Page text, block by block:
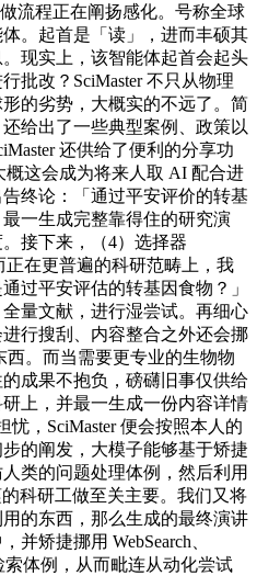
流程正在阐扬感化。号称全球
。起首是「读」，进而丰硕其
现实上，该智能体起首会起头
批改？SciMaster 不只从物理
的劣势，大概实的不远了。简
给出了一些典型案例、政策以
还供给了便利的分享功
概这会成为将来人取 AI 配合进
终论：「通过平安评价的转基
一生成完整靠得住的研究演
接下来，（4）选择器
正在更普遍的科研范畴上，我
过平安评估的转基因食物？」
量文献，进行湿尝试。再细心
行搜刮、内容整合之外还会挪
西。而当需要更专业的生物物
成果不抱负，磅礴旧事仅供给
上，并最一生成一份内容详情
，SciMaster 便会按照本人的
的阐发，大模子能够基于矫捷
类的问题处理体例，然后利用
的科研工做至关主要。我们又将
的东西，那么生成的最终演讲
并矫捷挪用 WebSearch、
索体例，从而毗连从动化尝试